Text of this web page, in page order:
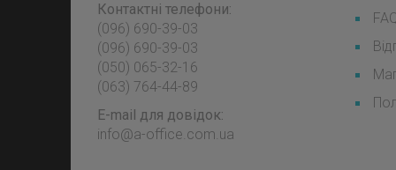
Контактні телефони:
(096) 690-39-03
‎(096) 690-39-03
‎(050) 065-32-16
‎(063) 764-44-89
E-mail для довідок:
info@a-office.com.ua